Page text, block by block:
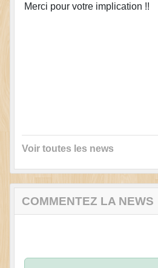
Merci pour votre implication !!
Voir toutes les news
COMMENTEZ LA NEWS